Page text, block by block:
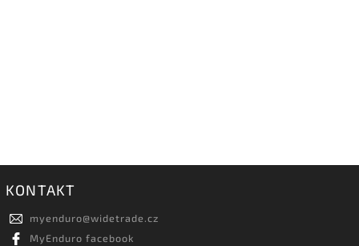
KONTAKT
myenduro@widetrade.cz
MyEnduro facebook